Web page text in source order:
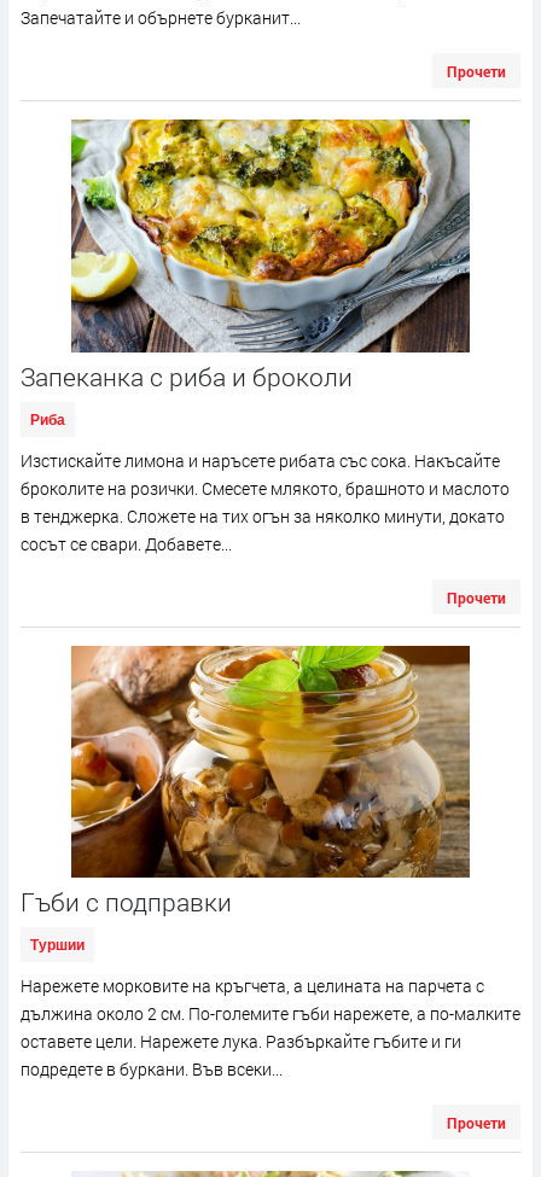
Запечатайте и обърнете бурканит...
Прочети
Запеканка с риба и броколи
Риба
Изстискайте лимона и наръсете рибата със сока. Накъсайте
броколите на розички. Смесете млякото, брашното и маслото
в тенджерка. Сложете на тих огън за няколко минути, докато
сосът се свари. Добавете...
Прочети
Гъби с подправки
Туршии
Нарежете морковите на кръгчета, а целината на парчета с
дължина около 2 см. По-големите гъби нарежете, а по-малките
оставете цели. Нарежете лука. Разбъркайте гъбите и ги
подредете в буркани. Във всеки...
Прочети